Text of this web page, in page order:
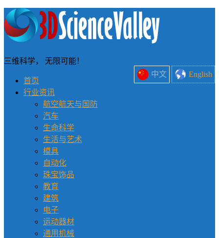
中文 English
三维科学， 无限可能！
首页
行业资讯
航空航天与国防
汽车
生命科学
生活与艺术
模具
自动化
珠宝饰品
教育
建筑
电子
运动器材
通用机械